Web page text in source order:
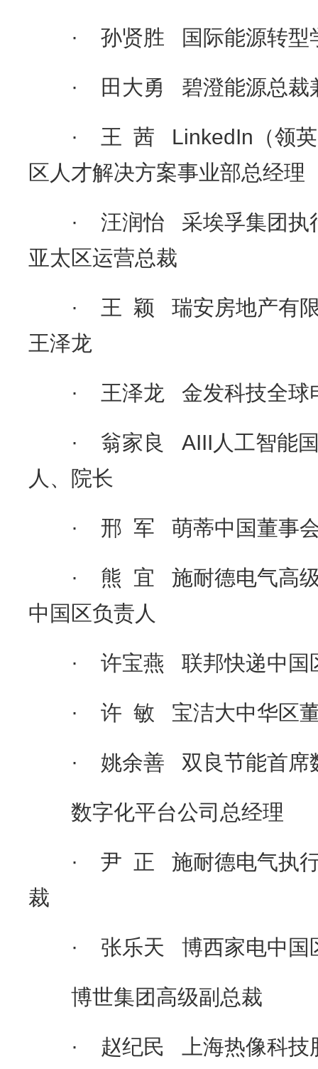
· 孙贤胜 国际能源转型
· 田大勇 碧澄能源总裁
· 王 茜 LinkedIn（领英
区人才解决方案事业部总经理
· 汪润怡 采埃孚集团执行
亚太区运营总裁
· 王 颖 瑞安房地产有限
王泽龙
· 王泽龙 金发科技全球电
· 翁家良 AIII人工智能国
人、院长
· 邢 军 萌蒂中国董事会
· 熊 宜 施耐德电气高级
中国区负责人
· 许宝燕 联邦快递中国
· 许 敏 宝洁大中华区董
· 姚余善 双良节能首席
数字化平台公司总经理
· 尹 正 施耐德电气执行
裁
· 张乐天 博西家电中国
博世集团高级副总裁
· 赵纪民 上海热像科技股